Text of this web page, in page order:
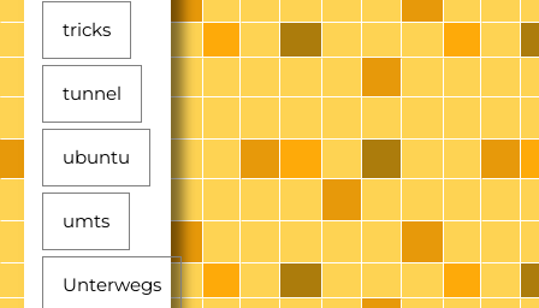
tricks
tunnel
ubuntu
umts
Unterwegs